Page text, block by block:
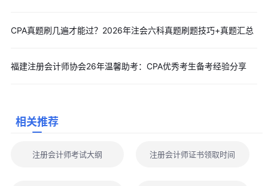
CPA真题刷几遍才能过？2026年注会六科真题刷题技巧+真题汇总
福建注册会计师协会26年温馨助考：CPA优秀考生备考经验分享
相关推荐
注册会计师考试大纲 注册会计师证书领取时间